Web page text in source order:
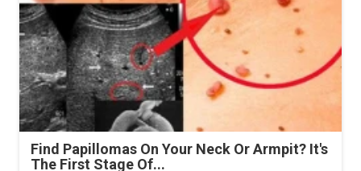
Find Papillomas On Your Neck Or Armpit? It's
The First Stage Of...